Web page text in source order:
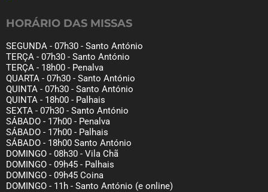
HORÁRIO DAS MISSAS
SEGUNDA - 07h30 - Santo António
TERÇA - 07h30 - Santo António
TERÇA - 18h00 - Penalva
QUARTA - 07h30 - Santo António
QUINTA - 07h30 - Santo António
QUINTA - 18h00 - Palhais
SEXTA - 07h30 - Santo António
SÁBADO - 17h00 - Penalva
SÁBADO - 17h00 - Palhais
SÁBADO - 18h00 Santo António
DOMINGO - 08h30 - Vila Chã
DOMINGO - 09h45 - Palhais
DOMINGO - 09h45 Coina
DOMINGO - 11h - Santo António (e online)